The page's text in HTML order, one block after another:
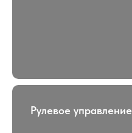
Рулевое управление